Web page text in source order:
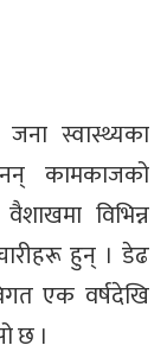
जना स्वास्थ्यका
कामकाजको
विभिन्न
हुन् । डेढ
एक वर्षदेखि
छ ।